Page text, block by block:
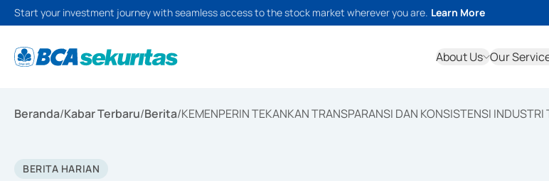
Start your investment journey with seamless access to the stock market wherever you are. Learn More
About Us Our
Beranda/Kabar Terbaru/Berita/KEMENPERIN TEKANKAN TRANSPARANSI DAN KONSISTENSI
BERITA HARIAN